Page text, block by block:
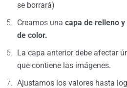
se borrará)
Creamos una capa de relleno
de color.
La capa anterior debe afectar
que contiene las imágenes.
Ajustamos los valores hasta